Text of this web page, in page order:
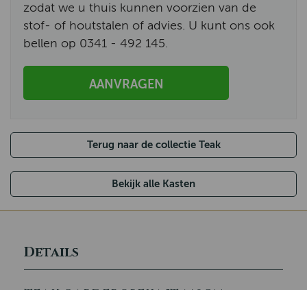
zodat we u thuis kunnen voorzien van de
stof- of houtstalen of advies. U kunt ons ook
bellen op 0341 - 492 145.
AANVRAGEN
Terug naar de collectie Teak
Bekijk alle Kasten
Details